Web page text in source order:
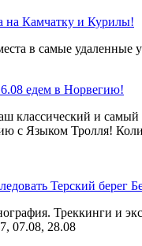
на Камчатку и Курилы!
в самые удаленные
едем в Норвегию!
классический и
с Языком Тролля!
Терский берег
Треккинги и
07.08, 28.08